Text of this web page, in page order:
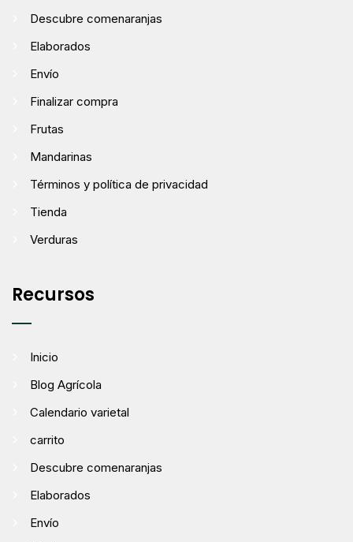
Descubre comenaranjas
Elaborados
Envío
Finalizar compra
Frutas
Mandarinas
Términos y política de privacidad
Tienda
Verduras
Recursos
Inicio
Blog Agrícola
Calendario varietal
carrito
Descubre comenaranjas
Elaborados
Envío